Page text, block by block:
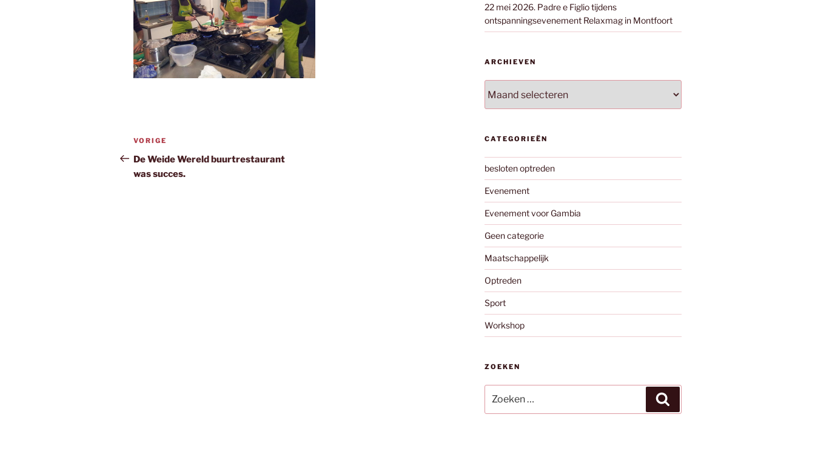
Bericht
navigatie
Vorig
bericht
VORIGE
De Weide Wereld buurtrestaurant
was succes.
22 mei 2026. Padre e Figlio tijdens
ontspanningsevenement Relaxmag in Montfoort
ARCHIEVEN
CATEGORIEËN
besloten optreden
Evenement
Evenement voor Gambia
Geen categorie
Maatschappelijk
Optreden
Sport
Workshop
ZOEKEN
naar: